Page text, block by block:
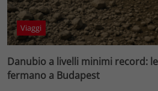
Viaggi
Danubio a livelli minimi record:
fermano a Budapest